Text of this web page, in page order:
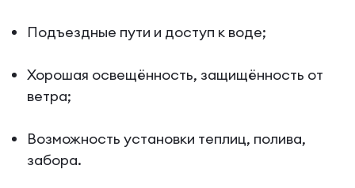
Подъездные пути и доступ к воде;
Хорошая освещённость, защищённость от
ветра;
Возможность установки теплиц, полива,
забора.